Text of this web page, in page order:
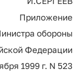
Приложение
обороны
Федерации
1999 г. N 523